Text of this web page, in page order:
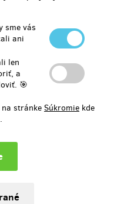
sme vás
ani
len
a
🎯
na stránke Súkromie kde
dokončený